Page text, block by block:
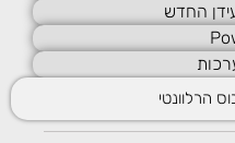
החדש
הרלוונטי